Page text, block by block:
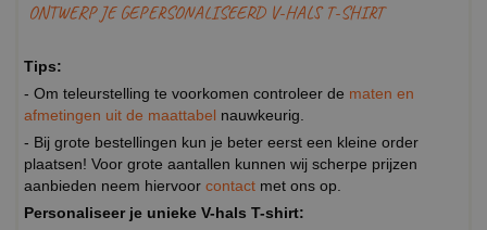
ONTWERP JE GEPERSONALISEERD V-HALS T-SHIRT
Tips:
- Om teleurstelling te voorkomen controleer de maten en
afmetingen uit de maattabel nauwkeurig.
- Bij grote bestellingen kun je beter eerst een kleine order
plaatsen! Voor grote aantallen kunnen wij scherpe prijzen
aanbieden neem hiervoor contact met ons op.
Personaliseer je unieke V-hals T-shirt: